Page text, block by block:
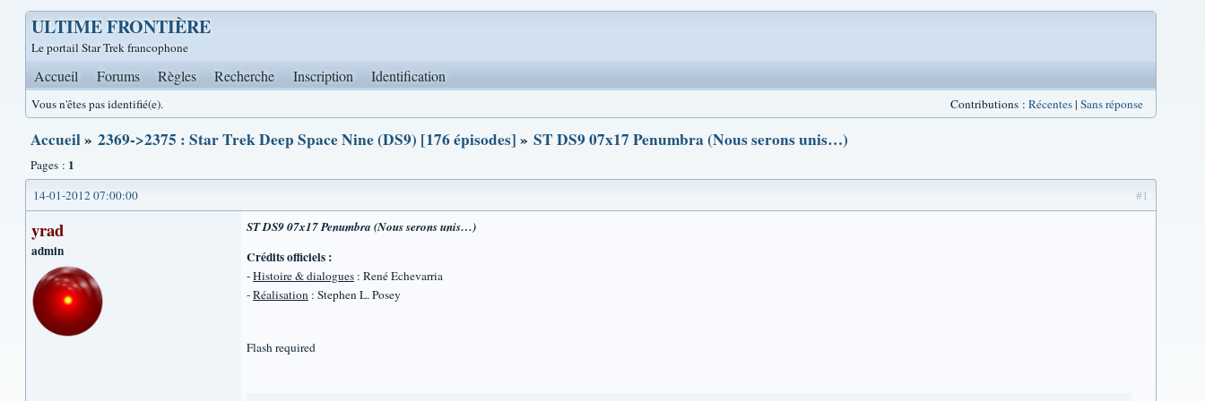
ULTIME FRONTIÈRE
Le portail Star Trek francophone
Accueil Forums Règles Recherche Inscription Identification
Vous n'êtes pas identifié(e). Contributions : Récentes| Sans réponse
Accueil» 2369->2375 : Star Trek Deep Space Nine (DS9) [176 épisodes] » ST DS9 07x17 Penumbra (Nous serons unis…)
Pages : 1
#1
14-01-2012 07:00:00
yrad
admin
ST DS9 07x17 Penumbra (Nous serons unis…)
Crédits officiels :
-Histoire & dialogues : René Echevarria
-Réalisation : Stephen L. Posey
Flash required